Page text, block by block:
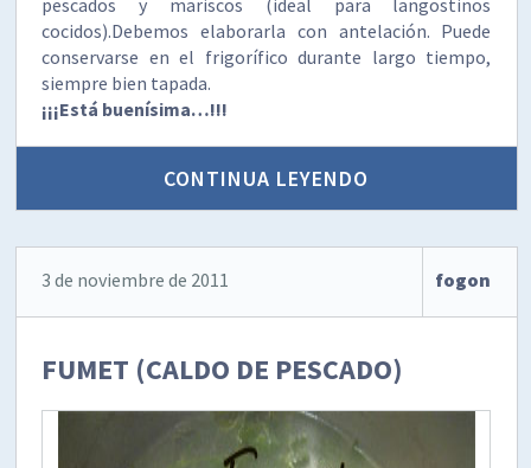
cocidos).Debemos elaborarla con antelación. Puede
conservarse en el frigorífico durante largo tiempo,
siempre bien tapada.
¡¡¡Está buenísima…!!!
CONTINUA LEYENDO
3 de noviembre de 2011 fogon
FUMET (CALDO DE PESCADO)